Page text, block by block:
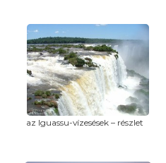
az Iguassu-vízesések – részlet